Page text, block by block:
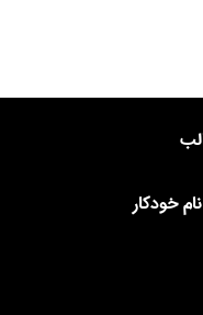
خودکار